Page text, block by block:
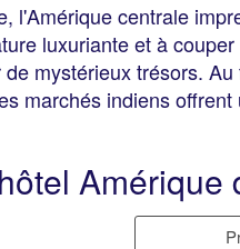
l'Amérique centrale
luxuriante et à
mystérieux trésors.
marchés indiens
Amérique